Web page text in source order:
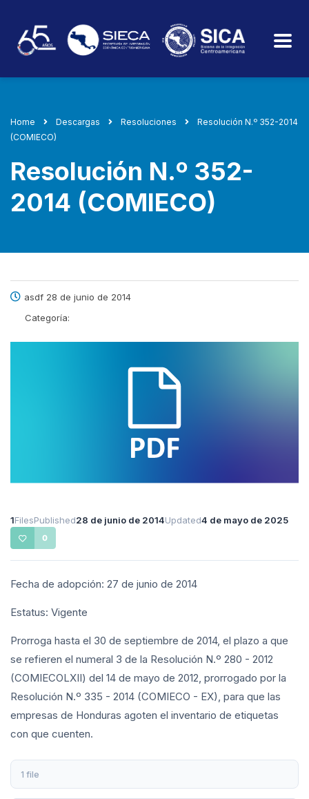
Home Descargas Resoluciones
Resolución N.º 352-2014
(COMIECO)
Resolución N.º 352-
2014 (COMIECO)
asdf 28 de junio de 2014
Categoría:
1FilesPublished28 de junio de 2014Updated4 de mayo de 2025
0
Fecha de adopción: 27 de junio de 2014
Estatus: Vigente
Prorroga hasta el 30 de septiembre de 2014, el plazo a que
se refieren el numeral 3 de la Resolución N.º 280 - 2012
(COMIECOLXII) del 14 de mayo de 2012, prorrogado por la
Resolución N.º 335 - 2014 (COMIECO - EX), para que las
empresas de Honduras agoten el inventario de etiquetas
con que cuenten.
1 file